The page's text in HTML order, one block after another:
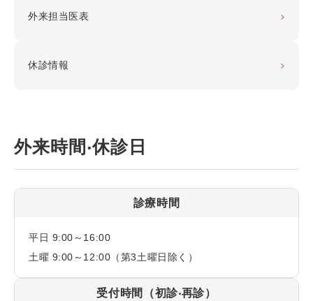
外来担当医表
休診情報
外来時間‧休診日
診療時間
平日 9:00～16:00
土曜 9:00～12:00（第3土曜日除く）
受付時間（初診‧再診）